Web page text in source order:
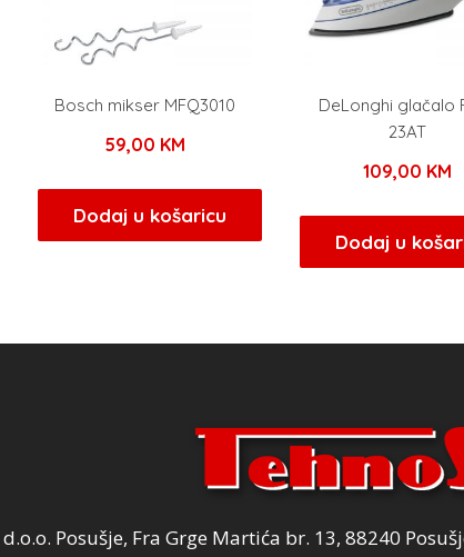
Bosch mikser MFQ3010
59,00 KM
Dodaj u košaricu
DeLonghi glačalo
23AT
109,00 KM
Dodaj u
d.o.o. Posušje, Fra Grge Martića br. 13, 88240